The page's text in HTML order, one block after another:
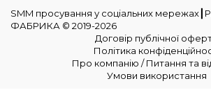
SMM просування у соціальних
ФАБРИКА © 2019-2026
Договір публічної
Політика
Про компанію / Питання та
Умови використання